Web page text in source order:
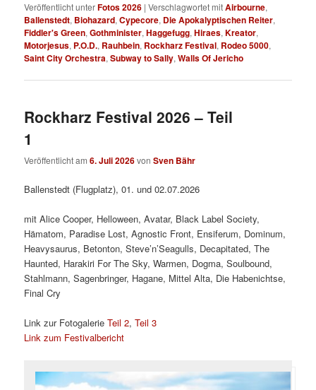
Veröffentlicht unterFotos 2026 |Verschlagwortet mitAirbourne,
Ballenstedt, Biohazard,Cypecore, Die Apokalyptischen Reiter,
Fiddler's Green,Gothminister,Haggefugg,Hiraes,Kreator,
Motorjesus, P.O.D., Rauhbein, Rockharz Festival, Rodeo 5000,
Saint City Orchestra,Subway to Sally,Walls Of Jericho
Rockharz Festival 2026 – Teil
1
Veröffentlicht am6. Juli 2026vonSven Bähr
Ballenstedt (Flugplatz), 01. und 02.07.2026
mit Alice Cooper, Helloween, Avatar, Black Label Society,
Hämatom, Paradise Lost, Agnostic Front, Ensiferum, Dominum,
Heavysaurus, Betonton, Steve’n’Seagulls, Decapitated, The
Haunted, Harakiri For The Sky, Warmen, Dogma, Soulbound,
Stahlmann, Sagenbringer, Hagane, Mittel Alta, Die Habenichtse,
Final Cry
Link zur FotogalerieTeil 2,Teil 3
Link zum Festivalbericht